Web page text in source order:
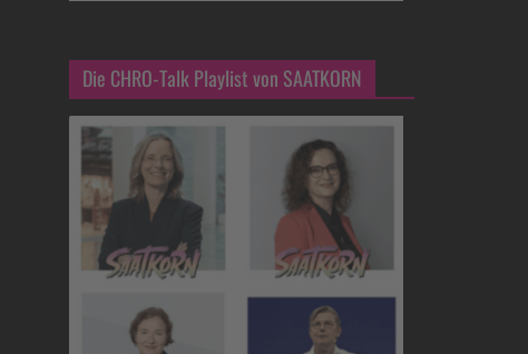
Die CHRO-Talk Playlist von SAATKORN